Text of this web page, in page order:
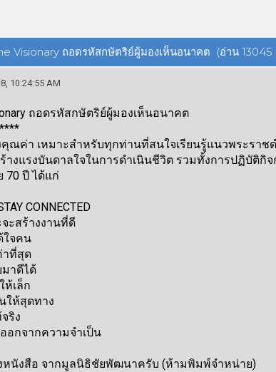
Visionary ถอดรหัสกษัตริย์ผู้มองเห็นอนาคต (อ่าน 13045
10:24:55 AM
ถอดรหัสกษัตริย์ผู้มองเห็นอนาคต
ณค่า เหมาะสำหรับทุกท่านที่สนใจเรียนรู้แนวพระรา
างแรงบันดาลใจในการดำเนินชีวิต รวมทั้งการปฏิบัติกิ
70 ปี ได้แก่
CONNECTED
ะสร้างงานที่ดี
ใจคน
ที่สุด
าดีได้
เล็ก
ให้สุดทาง
ริง
อกจากความจำเป็น
นังสือ จากมูลนิธิชัยพัฒนาครับ (ห้ามพิมพ์จำหน่าย)